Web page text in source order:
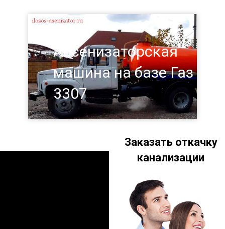
Ассенизаторская
машина на базе Газ
3307
Заказать откачку
канализации